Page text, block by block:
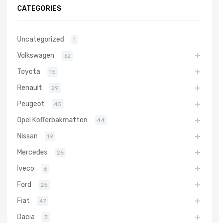
CATEGORIES
Uncategorized 1
Volkswagen 32
Toyota 15
Renault 29
Peugeot 45
Opel Kofferbakmatten 44
Nissan 19
Mercedes 26
Iveco 6
Ford 25
Fiat 47
Dacia 3